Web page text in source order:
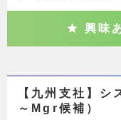
興味
【九州支社】シ
～Mgr候補）